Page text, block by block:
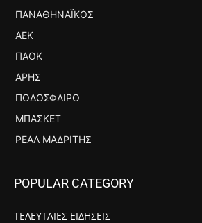
ΠΑΝΑΘΗΝΑΪΚΌΣ
ΑΕΚ
ΠΑΟΚ
ΆΡΗΣ
ΠΟΔΌΣΦΑΙΡΟ
ΜΠΆΣΚΕΤ
ΡΕΆΛ ΜΑΔΡΊΤΗΣ
POPULAR CATEGORY
ΤΕΛΕΥΤΑΙΕΣ ΕΙΔΗΣΕΙΣ